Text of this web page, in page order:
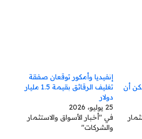
أن
إنفيديا وأمكور توقعان صفقة
تغليف الرقائق بقيمة 1.5 مليار
دولار
25 يوليو، 2026
في "أخبار الأسواق والاستثمار
والشركات"